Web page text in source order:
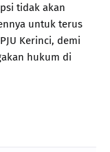
tidak akan
untuk terus
Kerinci, demi
hukum di